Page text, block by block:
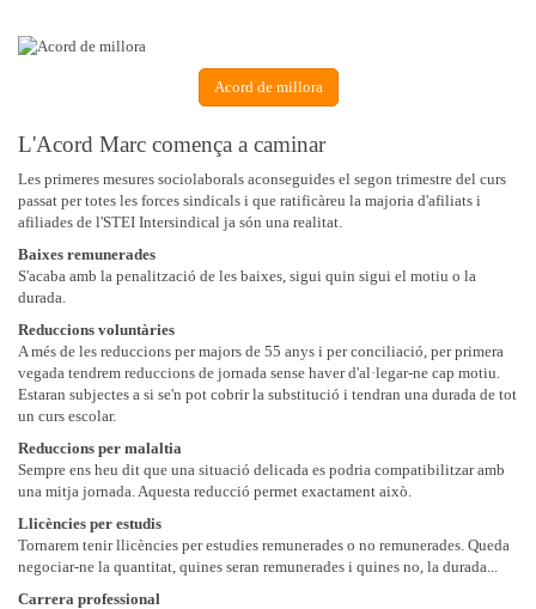
Acord de millora
L'Acord Marc comença a caminar
Les primeres mesures sociolaborals aconseguides el segon trimestre del curs
passat per totes les forces sindicals i que ratificàreu la majoria d'afiliats i
afiliades de l'STEI Intersindical ja són una realitat.
Baixes remunerades
S'acaba amb la penalització de les baixes, sigui quin sigui el motiu o la
durada.
Reduccions voluntàries
A més de les reduccions per majors de 55 anys i per conciliació, per primera
vegada tendrem reduccions de jornada sense haver d'al·legar-ne cap motiu.
Estaran subjectes a si se'n pot cobrir la substitució i tendran una durada de tot
un curs escolar.
Reduccions per malaltia
Sempre ens heu dit que una situació delicada es podria compatibilitzar amb
una mitja jornada. Aquesta reducció permet exactament això.
Llicències per estudis
Tornarem tenir llicències per estudies remunerades o no remunerades. Queda
negociar-ne la quantitat, quines seran remunerades i quines no, la durada...
Carrera professional